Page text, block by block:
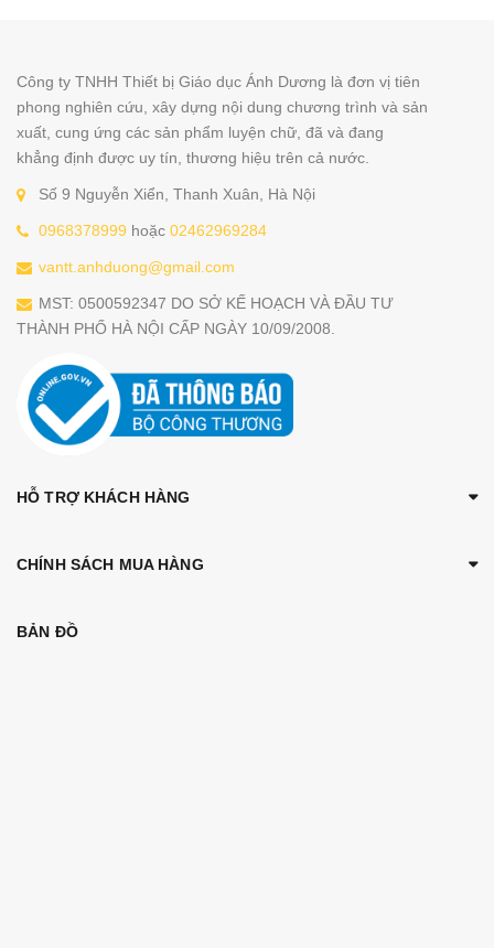
Công ty TNHH Thiết bị Giáo dục Ánh Dương là đơn vị tiên
phong nghiên cứu, xây dựng nội dung chương trình và sản
xuất, cung ứng các sản phẩm luyện chữ, đã và đang
khẳng định được uy tín, thương hiệu trên cả nước.
Số 9 Nguyễn Xiển, Thanh Xuân, Hà Nội
0968378999 hoặc 02462969284
vantt.anhduong@gmail.com
MST: 0500592347 DO SỞ KẾ HOẠCH VÀ ĐẦU TƯ
THÀNH PHỐ HÀ NỘI CẤP NGÀY 10/09/2008.
HỖ TRỢ KHÁCH HÀNG
CHÍNH SÁCH MUA HÀNG
BẢN ĐỒ